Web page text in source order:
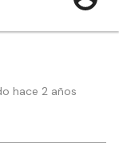
hace 2 años